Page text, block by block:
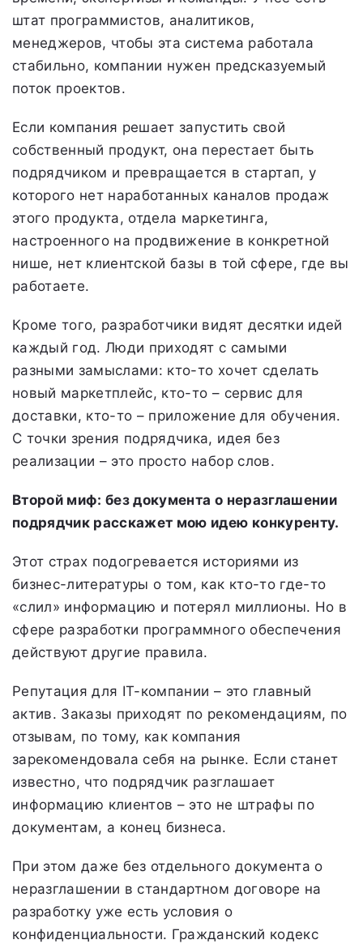
штат программистов, аналитиков,
менеджеров, чтобы эта система работала
стабильно, компании нужен предсказуемый
поток проектов.
Если компания решает запустить свой
собственный продукт, она перестает быть
подрядчиком и превращается в стартап, у
которого нет наработанных каналов продаж
этого продукта, отдела маркетинга,
настроенного на продвижение в конкретной
нише, нет клиентской базы в той сфере, где вы
работаете.
Кроме того, разработчики видят десятки идей
каждый год. Люди приходят с самыми
разными замыслами: кто-то хочет сделать
новый маркетплейс, кто-то – сервис для
доставки, кто-то – приложение для обучения.
С точки зрения подрядчика, идея без
реализации – это просто набор слов.
Второй миф: без документа о неразглашении
подрядчик расскажет мою идею конкуренту.
Этот страх подогревается историями из
бизнес-литературы о том, как кто-то где-то
«слил» информацию и потерял миллионы. Но в
сфере разработки программного обеспечения
действуют другие правила.
Репутация для IT-компании – это главный
актив. Заказы приходят по рекомендациям, по
отзывам, по тому, как компания
зарекомендовала себя на рынке. Если станет
известно, что подрядчик разглашает
информацию клиентов – это не штрафы по
документам, а конец бизнеса.
При этом даже без отдельного документа о
неразглашении в стандартном договоре на
разработку уже есть условия о
конфиденциальности. Гражданский кодекс